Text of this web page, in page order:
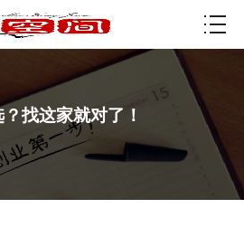
找这家就对了！